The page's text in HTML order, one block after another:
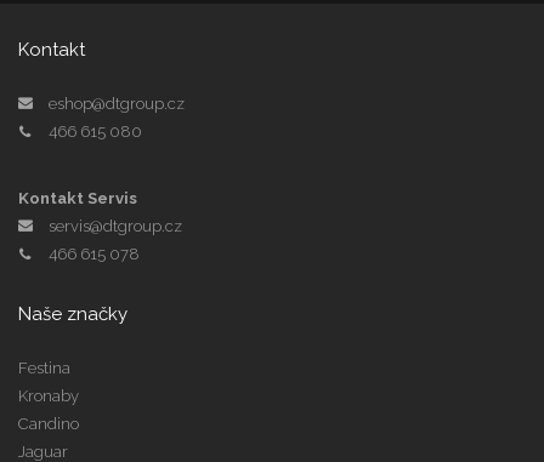
Kontakt
eshop@dtgroup.cz
466 615 080
Kontakt Servis
servis@dtgroup.cz
466 615 078
Naše značky
Festina
Kronaby
Candino
Jaguar